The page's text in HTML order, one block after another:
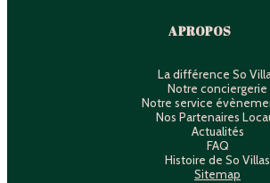
A PROPOS
La différence So
Notre conciergerie
Notre service
Nos Partenaires
Actualités
FAQ
Histoire de So Villas
Sitemap